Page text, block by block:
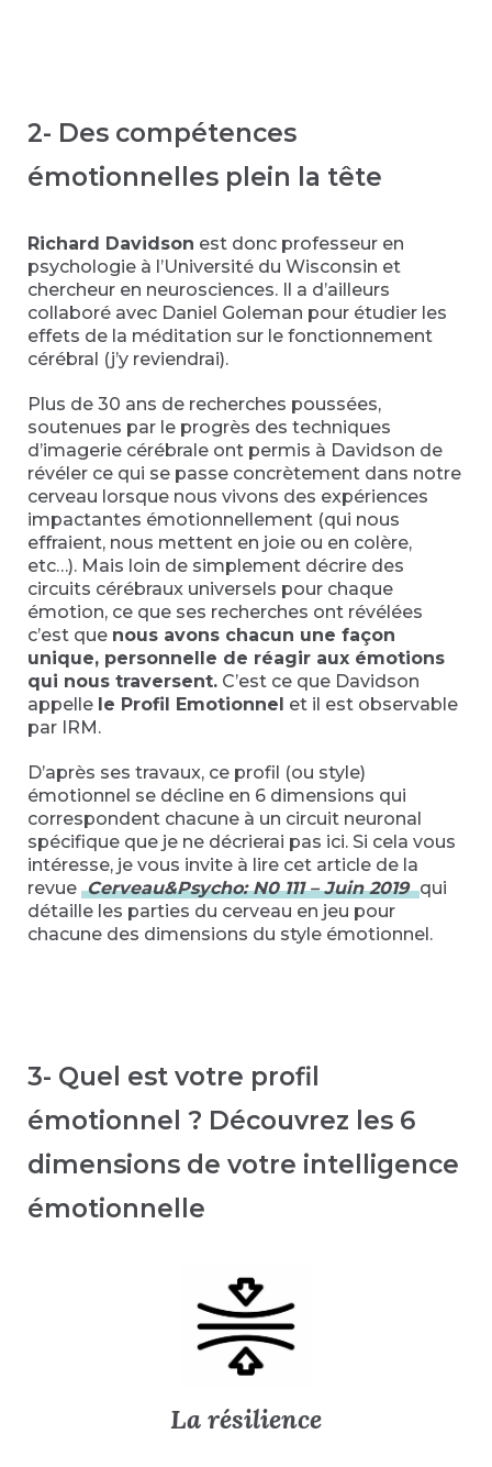
2- Des compétences
émotionnelles plein la tête
Richard Davidson est donc professeur en
psychologie à l’Université du Wisconsin et
chercheur en neurosciences. Il a d’ailleurs
collaboré avec Daniel Goleman pour étudier les
effets de la méditation sur le fonctionnement
cérébral (j’y reviendrai).
Plus de 30 ans de recherches poussées,
soutenues par le progrès des techniques
d’imagerie cérébrale ont permis à Davidson de
révéler ce qui se passe concrètement dans notre
cerveau lorsque nous vivons des expériences
impactantes émotionnellement (qui nous
effraient, nous mettent en joie ou en colère,
etc…). Mais loin de simplement décrire des
circuits cérébraux universels pour chaque
émotion, ce que ses recherches ont révélées
c’est que nous avons chacun une façon
unique, personnelle de réagir aux émotions
qui nous traversent. C’est ce que Davidson
appelle le Profil Emotionnel et il est observable
par IRM.
D’après ses travaux, ce profil (ou style)
émotionnel se décline en 6 dimensions qui
correspondent chacune à un circuit neuronal
spécifique que je ne décrierai pas ici. Si cela vous
intéresse, je vous invite à lire cet article de la
revue Cerveau&Psycho: N0 111 – Juin 2019 qui
détaille les parties du cerveau en jeu pour
chacune des dimensions du style émotionnel.
3- Quel est votre profil
émotionnel ? Découvrez les 6
dimensions de votre intelligence
émotionnelle
La résilience